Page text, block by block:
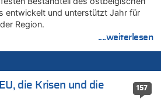
alter weißer mann zu
wechselt zum 1. FC Köln
Mekka des Pferdesports –
auf starke Springreiter
Guido Scholzen zu
in NRW so niedrig wie noch nie
entwickelt und unterstützt Jahr für
Region.
....weiterlesen
157
die Krisen und die